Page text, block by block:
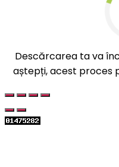
Descărcarea ta va
aștepți, acest proces